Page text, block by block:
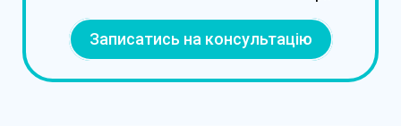
Записатись на консультацію